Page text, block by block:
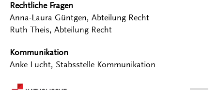
Rechtliche Fragen
Anna-Laura Güntgen, Abteilung Recht
Ruth Theis, Abteilung Recht
Kommunikation
Anke Lucht, Stabsstelle Kommunikation